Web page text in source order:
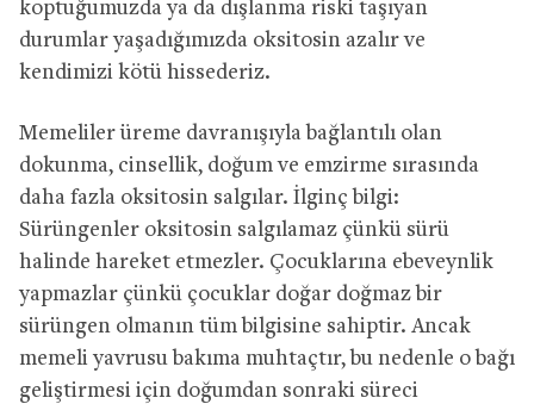
koptuğumuzda ya da dışlanma riski taşıyan
durumlar yaşadığımızda oksitosin azalır ve
kendimizi kötü hissederiz.
Memeliler üreme davranışıyla bağlantılı olan
dokunma, cinsellik, doğum ve emzirme sırasında
daha fazla oksitosin salgılar. İlginç bilgi:
Sürüngenler oksitosin salgılamaz çünkü sürü
halinde hareket etmezler. Çocuklarına ebeveynlik
yapmazlar çünkü çocuklar doğar doğmaz bir
sürüngen olmanın tüm bilgisine sahiptir. Ancak
memeli yavrusu bakıma muhtaçtır, bu nedenle o bağı
geliştirmesi için doğumdan sonraki süreci